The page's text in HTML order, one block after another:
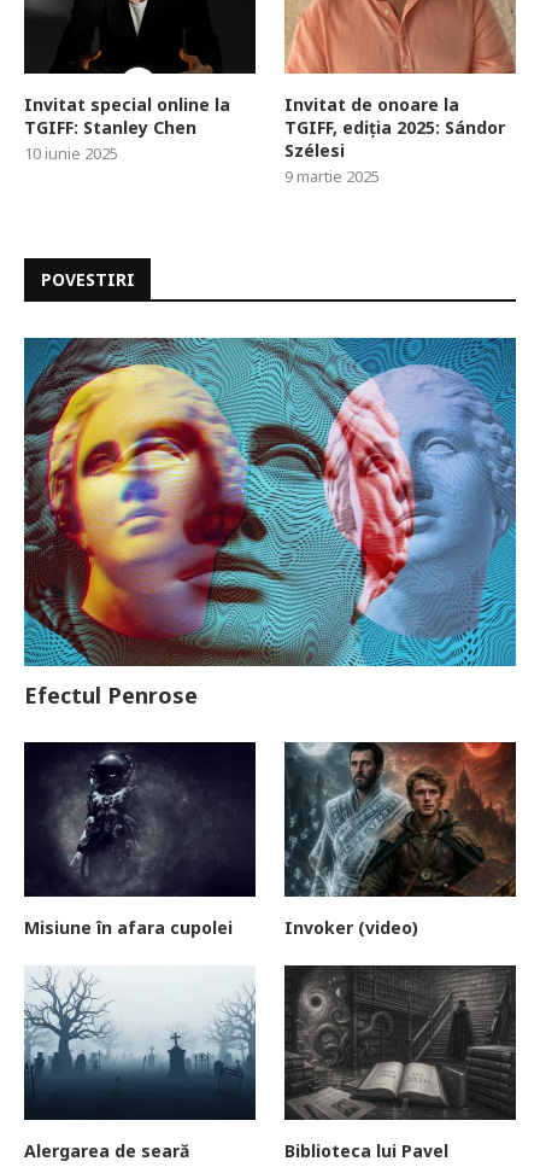
Invitat special online la
TGIFF: Stanley Chen
10 iunie 2025
Invitat de onoare la
TGIFF, ediția 2025: Sándor
Szélesi
9 martie 2025
POVESTIRI
Efectul Penrose
Misiune în afara cupolei Invoker (video)
Alergarea de seară Biblioteca lui Pavel